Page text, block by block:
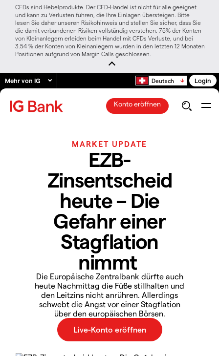
CFDs sind Hebelprodukte. Der CFD-Handel ist nicht für alle geeignet
und kann zu Verlusten führen, die Ihre Einlagen übersteigen. Bitte
lesen Sie daher unseren Risikohinweis und stellen Sie sicher, dass Sie
die damit verbundenen Risiken vollständig verstehen. 75% der Konten
von Kleinanlegern erleiden beim Handel mit CFDs Verluste, und bei
3.54 % der Konten von Kleinanlegern wurden in den letzten 12 Monaten
Positionen aufgrund von Margin Calls geschlossen.
Mehr von IG Deutsch Login
Konto eröffnen
MARKET UPDATE
EZB-
Zinsentscheid
heute – Die
Gefahr einer
Stagflation
nimmt
Die Europäische Zentralbank dürfte auch
heute Nachmittag die Füße stillhalten und
den Leitzins nicht anrühren. Allerdings
schwebt die Angst vor einer Stagflation
über den europäischen Börsen.